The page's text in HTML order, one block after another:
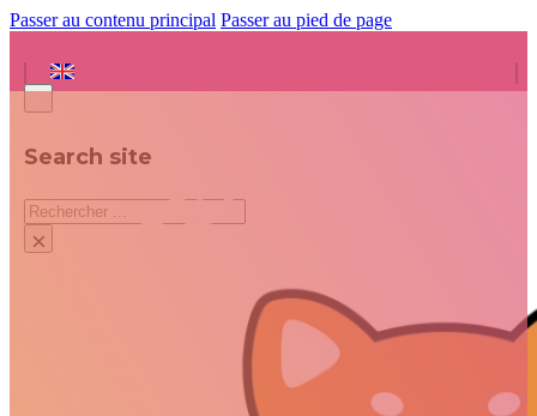
Passer au contenu principal Passer au pied de page
Search site
Rechercher
×